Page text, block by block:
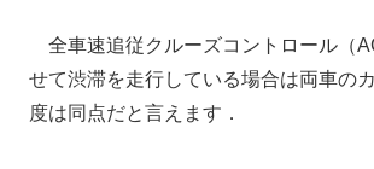
全車速追従クルーズコントロール（
せて渋滞を走行している場合は両車の
度は同点だと言えます．